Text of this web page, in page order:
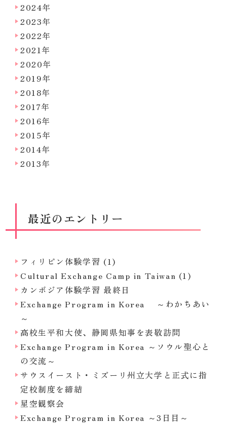
2024年
2023年
2022年
2021年
2020年
2019年
2018年
2017年
2016年
2015年
2014年
2013年
最近のエントリー
フィリピン体験学習 (1)
Cultural Exchange Camp in Taiwan (1)
カンボジア体験学習 最終日
Exchange Program in Korea ～わかちあい
～
高校生平和大使、静岡県知事を表敬訪問
Exchange Program in Korea ～ソウル聖心と
の交流～
サウスイースト・ミズーリ州立大学と正式に指
定校制度を締結
星空観察会
Exchange Program in Korea ～3日目～